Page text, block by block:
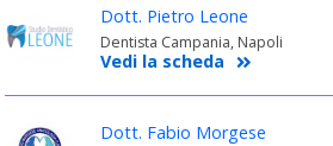
Dott. Pietro Leone
Dentista Campania, Napoli
Vedi la scheda
Dott. Fabio Morgese